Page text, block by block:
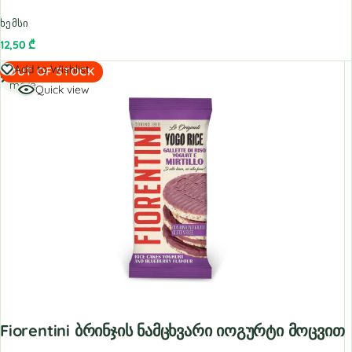
ხემსი
12,50₾
OUT OF STOCK
Add to Wishlist
Quick view
Fiorentini Ბრინჯის Ნამცხვარი Იოგურტი Მოცვით
Read
more